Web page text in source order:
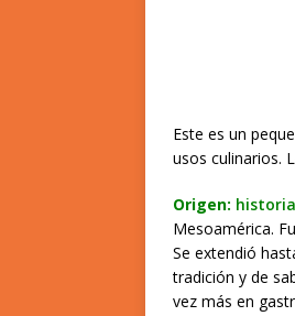
Este es un
usos culinarios.
Origen: historia
Mesoamérica.
Se extendió
tradición y de
vez más en